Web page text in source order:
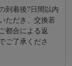
到着後7日間以内
ただき、交換若
都合による返
ご了承くださ